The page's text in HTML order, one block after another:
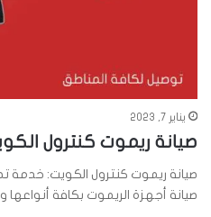
يناير 7, 2023
صيانة ريموت كنترول
صيانة ريموت كنترول الكويت: خدمة
صيانة أجهزة الريموت بكافة أنواعها